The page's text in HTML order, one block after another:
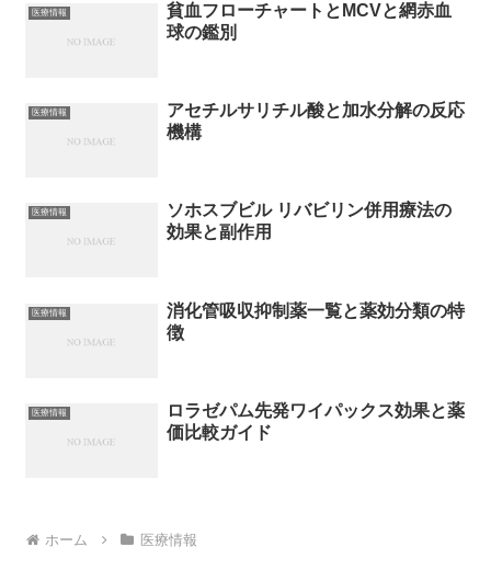
医療情報
貧血フローチャートとMCVと網赤血
球の鑑別
医療情報
アセチルサリチル酸と加水分解の反応
機構
医療情報
ソホスブビル リバビリン併用療法の
効果と副作用
医療情報
消化管吸収抑制薬一覧と薬効分類の特
徴
医療情報
ロラゼパム先発ワイパックス効果と薬
価比較ガイド
ホーム 医療情報